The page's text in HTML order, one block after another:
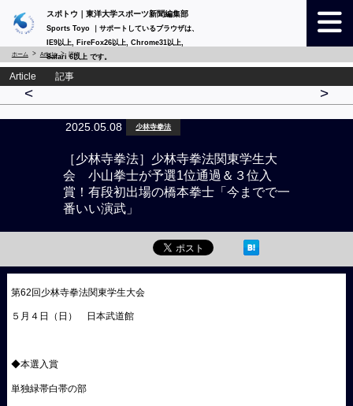
スポトウ｜東洋大学スポーツ新聞編集部
Sports Toyo ｜サポートしているブラウザは、
IE9以上, FireFox26以上, Chrome31以上,
Safari 6以上 です。
ホーム Article 詳細
Article 記事
< >
2025.05.08 少林寺拳法
［少林寺拳法］少林寺拳法関東学生大
会 小山拳士が予選1位通過＆３位入
賞！有段初出場の橋本拳士「今までで一
番いい演武」
第62回少林寺拳法関東学生大会
５月４日（日） 日本武道館
◆本選入賞
単独緑帯白帯の部